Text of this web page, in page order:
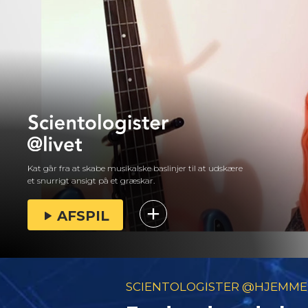
Kat går fra at skabe musikalske baslinjer til at udskære
et snurrigt ansigt på et græskar.
AFSPIL
SCIENTOLOGISTER @HJEMME